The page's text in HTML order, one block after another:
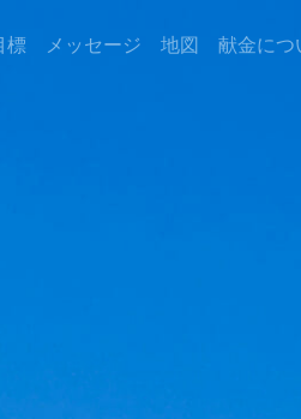
標 メッセージ 地図 献金につ